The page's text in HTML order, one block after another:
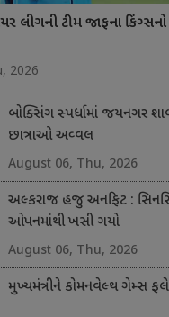
લીગની ટીમ જાફના
2026
બોક્સિંગ સ્પર્ધામાં જયનગર
છાત્રાઓ અવ્વલ
August 06, Thu, 2026
અલ્કરાજ હજુ અનફિટ :
ઓપનમાંથી ખસી ગયો
August 06, Thu, 2026
મુખ્યમંત્રીને કોમનવેલ્થ ગેમ્સ